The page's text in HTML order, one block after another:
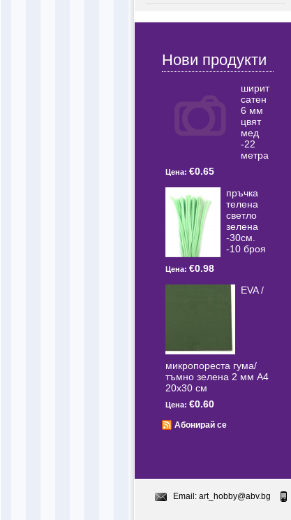
Нови продукти
ширит
сатен
6 мм
цвят
мед
-22
метра
Цена: €0.65
пръчка
телена
светлo
зелена
-30см.
-10 броя
Цена: €0.98
EVA /
микропореста гума/
тъмно зелена 2 мм А4
20x30 см
Цена: €0.60
Абонирай се
Email: art_hobby@abv.bg